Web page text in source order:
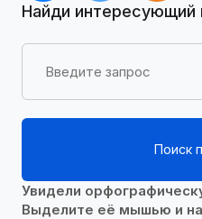
Найди интересующий
Поиск
Увидели
Выделите её мышью и